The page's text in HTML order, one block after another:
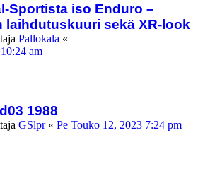
Sportista iso Enduro –
laihdutuskuuri sekä XR-look
Pallokala «
am
1988
GSlpr« Pe Touko 12, 2023 7:24 pm